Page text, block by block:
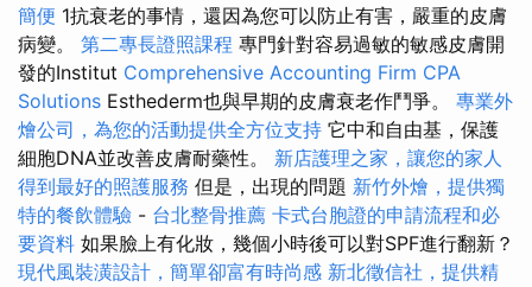
簡便 1抗衰老的事情，還因為您可以防止有害，嚴重的皮膚
病變。 第二專長證照課程 專門針對容易過敏的敏感皮膚開
發的Institut Comprehensive Accounting Firm CPA
Solutions Esthederm也與早期的皮膚衰老作鬥爭。 專業外
燴公司，為您的活動提供全方位支持 它中和自由基，保護
細胞DNA並改善皮膚耐藥性。 新店護理之家，讓您的家人
得到最好的照護服務 但是，出現的問題 新竹外燴，提供獨
特的餐飲體驗 - 台北整骨推薦 卡式台胞證的申請流程和必
要資料 如果臉上有化妝，幾個小時後可以對SPF進行翻新？
現代風裝潢設計，簡單卻富有時尚感 新北徵信社，提供精